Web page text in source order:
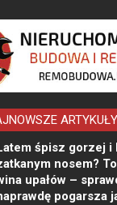
ARTYKUŁY
śpisz gorzej i
nosem?
upałów –
pogarsza